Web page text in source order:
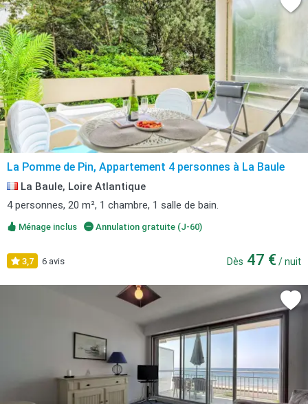
La Pomme de Pin, Appartement 4 personnes à La Baule
La Baule, Loire Atlantique
4 personnes, 20 m², 1 chambre, 1 salle de bain.
Ménage inclus Annulation gratuite (J-60)
3,7 6 avis Dès 47 € / nuit